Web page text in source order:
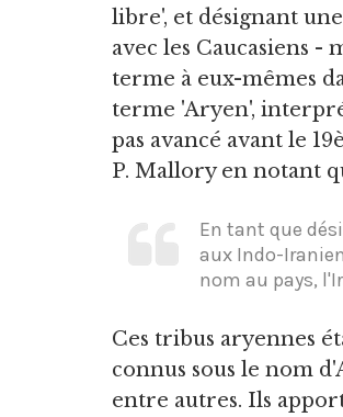
libre', et désignant
avec les Caucasiens -
terme à eux-mêmes
terme 'Aryen',
pas avancé avant le
P. Mallory en notant
En tant que
aux Indo-
nom au pays,
Ces tribus aryennes
connus sous le nom
entre autres. Ils